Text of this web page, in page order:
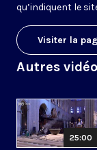
qu’indiquent le
Visiter la
Autres
25:00